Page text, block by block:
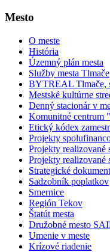
Mesto
O meste
História
Územný plán mesta
Služby mesta Tlmače
BYTREAL Tlmače,
Mestské kultúrne
Denný stacionár v
Komunitné centrum
Etický kódex
Projekty
Projekty realizované
Projekty realizované
Strategické
Sadzobník poplatkov
Smernice
Región Tekov
Štatút mesta
Družobné mesto
Umenie v meste
Krízové riadenie